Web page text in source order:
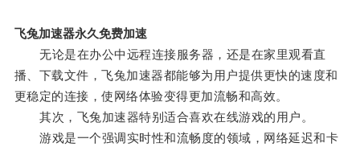
飞兔加速器永久免费加速
无论是在办公中远程连接服务器，还是在家里观看直
播、下载文件，飞兔加速器都能够为用户提供更快的速度和
更稳定的连接，使网络体验变得更加流畅和高效。
其次，飞兔加速器特别适合喜欢在线游戏的用户。
游戏是一个强调实时性和流畅度的领域，网络延迟和卡